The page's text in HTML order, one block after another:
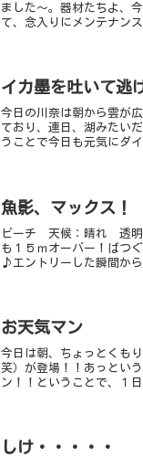
ました～。器材たちよ、
て、念入りにメンテナン
イカ墨を吐いて逃
今日の川奈は朝から雲が
ており、連日、湖みたい
うことで今日も元気にダ
魚影、マックス
ビーチ 天候：晴れ 透明
も１５ｍオーバー！ばつ
♪エントリーした瞬間か
お天気マン
今日は朝、ちょっとくも
笑）が登場！！あっとい
ン！！ということで、１
しけ・・・・・